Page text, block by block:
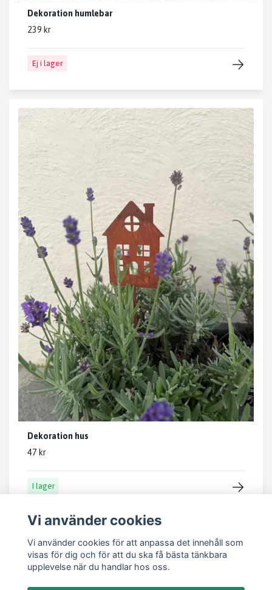
Dekoration humlebar
239 kr
Ej i lager
Dekoration hus
47 kr
I lager
Vi använder cookies
Vi använder cookies för att anpassa det innehåll som
visas för dig och för att du ska få bästa tänkbara
upplevelse när du handlar hos oss.